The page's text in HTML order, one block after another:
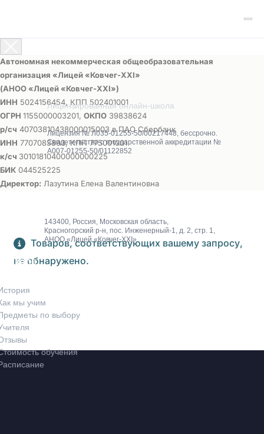
Автономная некоммерческая общеобразовательная
организация «Лицей «Ковчег-ХХI»
(АНОО «Лицей «Ковчег-ХХI»)
ИНН 5024156454, КПП 502401001
ОГРН 1155000003201, ОКПО 39838624
р/сч 40703810438000015003 в ПАО Сбербанк
ИНН 7707083893, КПП 775001001
к/сч 30101810400000000225
БИК 044525225
Директор: Лазутина Елена Валентиновна
Товаров, соответствующих вашему запросу,
не обнаружено.
143400, Россия, Московская область,
Красногорский р-н, пос. Инженерный-1, д. 2, стр. 1,
АНОО «Лицей «Ковчег-XXI»
Лицензированная онлайн-школа
Лицензия № Л035-01255-50/00217448, бессрочно.
Свидетельство о государственной аккредитации №
А007-01255-50/01122852
школе
мы учим
по выбору
обучения